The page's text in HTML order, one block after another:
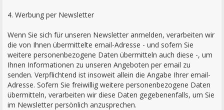
4. Werbung per Newsletter
Wenn Sie sich für unseren Newsletter anmelden, verarbeiten wir
die von Ihnen übermittelte email-Adresse - und sofern Sie
weitere personenbezogene Daten übermitteln auch diese -, um
Ihnen Informationen zu unseren Angeboten per email zu
senden. Verpflichtend ist insoweit allein die Angabe Ihrer email-
Adresse. Sofern Sie freiwillig weitere personenbezogene Daten
übermitteln, verarbeiten wir diese Daten gegebenenfalls, um Sie
im Newsletter persönlich anzusprechen.